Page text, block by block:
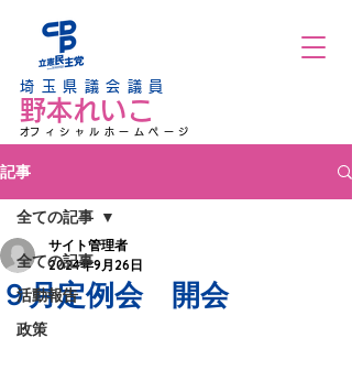
野本れいこ
​オフィシャルホームページ
埼玉県議会議員
記事
全ての記事
活動報告
政策
全ての記事
９月定例会 開会
サイト管理者
2024年9月26日